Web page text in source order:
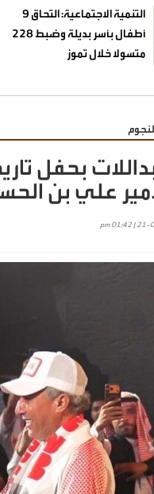
‏التنمية الاجتماعية: التحاق 9
أطفال بأسر بديلة وضبط 228
متسولا خلال تموز
بحفل
علي بن